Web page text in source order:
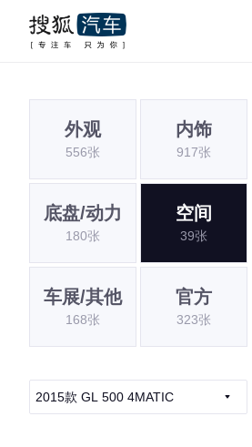
外观
556张
内饰
917张
底盘/动力
180张
空间
39张
车展/其他
168张
官方
323张
2015款 GL 500 4MATIC